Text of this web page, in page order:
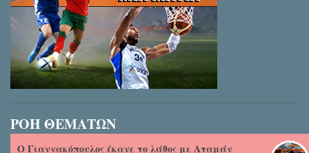
ΡΟΗ ΘΕΜΑΤΩΝ
Ο Γιαννακόπουλος έκανε το λάθος με Αταμάν